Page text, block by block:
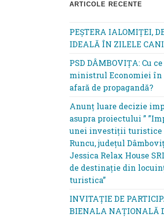
ARTICOLE RECENTE
PEȘTERA IALOMIȚEI,
IDEALĂ ÎN ZILELE
PSD DÂMBOVIȚA: Cu
ministrul Economiei în
afară de propagandă?
Anunț luare decizie
asupra proiectului ”
unei investiții turistice
Runcu, județul
Jessica Relax House
de destinație din
turistica”
INVITAȚIE DE
BIENALA NAȚIONALĂ